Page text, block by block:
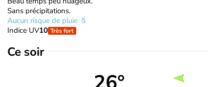
Sans précipitations.
Aucun risque de pluie
Indice UV10 Très fort
Ce soir